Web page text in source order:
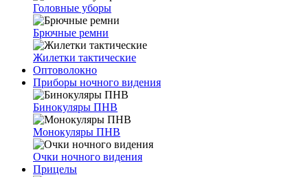
Головные уборы
Брючные ремни
Жилетки тактические
Оптоволокно
Приборы ночного видения
Бинокуляры ПНВ
Монокуляры ПНВ
Очки ночного видения
Прицелы